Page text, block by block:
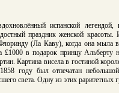
испанской легендой,
праздник женской красоты.
(Ла Каву),когда она мыла
£1000 в подарок принцу Альберту
Картина висела в гостиной
году был отпечатан
света. Одну из этих